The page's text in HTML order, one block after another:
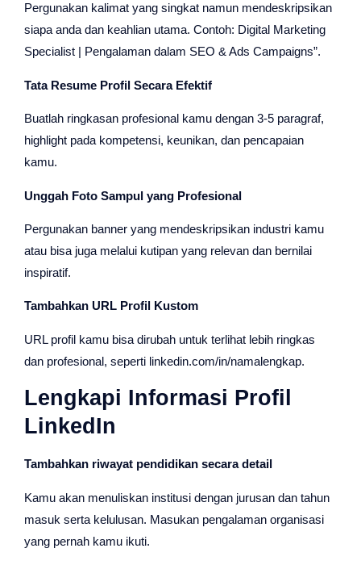
Pergunakan kalimat yang singkat namun mendeskripsikan
siapa anda dan keahlian utama. Contoh: Digital Marketing
Specialist | Pengalaman dalam SEO & Ads Campaigns”.
Tata Resume Profil Secara Efektif
Buatlah ringkasan profesional kamu dengan 3-5 paragraf,
highlight pada kompetensi, keunikan, dan pencapaian
kamu.
Unggah Foto Sampul yang Profesional
Pergunakan banner yang mendeskripsikan industri kamu
atau bisa juga melalui kutipan yang relevan dan bernilai
inspiratif.
Tambahkan URL Profil Kustom
URL profil kamu bisa dirubah untuk terlihat lebih ringkas
dan profesional, seperti linkedin.com/in/namalengkap.
Lengkapi Informasi Profil
LinkedIn
Tambahkan riwayat pendidikan secara detail
Kamu akan menuliskan institusi dengan jurusan dan tahun
masuk serta kelulusan. Masukan pengalaman organisasi
yang pernah kamu ikuti.